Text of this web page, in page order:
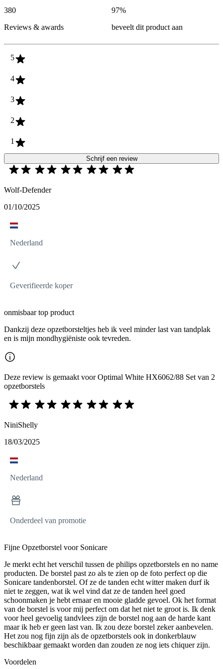
380
Reviews & awards
97%
beveelt dit product aan
5
4
3
2
1
Schrijf een review
Wolf-Defender
01/10/2025
Nederland
Geverifieerde koper
onmisbaar top product
Dankzij deze opzetborsteltjes heb ik veel minder last van tandplak
en is mijn mondhygiëniste ook tevreden.
Deze review is gemaakt voor Optimal White HX6062/88 Set van 2
opzetborstels
NiniShelly
18/03/2025
Nederland
Onderdeel van promotie
Fijne Opzetborstel voor Sonicare
Je merkt echt het verschil tussen de philips opzetborstels en no name
producten. De borstel past zo als te zien op de foto perfect op die
Sonicare tandenborstel. Of ze de tanden echt witter maken durf ik
niet te zeggen, wat ik wel vind dat ze de tanden heel goed
schoonmaken je hebt ernaar en mooie gladde gevoel. Ok het format
van de borstel is voor mij perfect om dat het niet te groot is. Ik denk
voor heel gevoelig tandvlees zijn de borstel nog aan de harde kant
maar ik heb er geen last van. Ik zou deze borstel zeker aanbevelen.
Het zou nog fijn zijn als de opzetborstels ook in donkerblauw
beschikbaar gemaakt worden dan zouden ze nog iets chiquer zijn.
Voordelen